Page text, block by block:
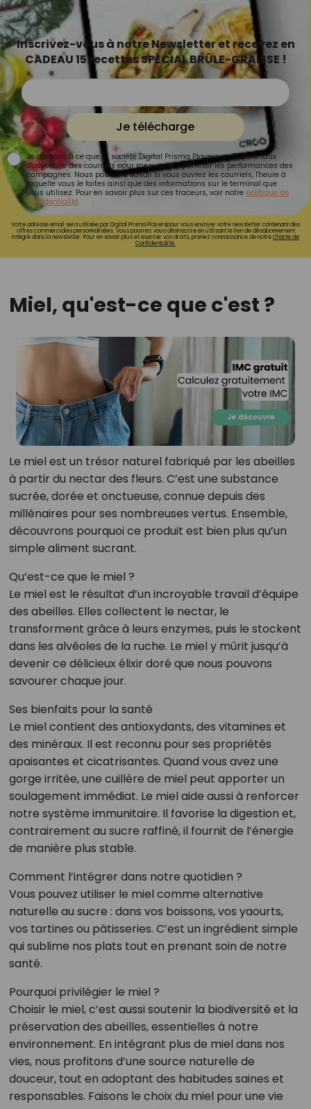
Inscrivez-vous à notre Newsletter et recevez en
CADEAU 15 recettes SPÉCIAL BRÛLE-GRAISSE !
Je télécharge
Je consens à ce que la société Digital Prisma Players analyse le taux
d'ouverture des courriels pour mesurer et optimiser les performances des
campagnes. Nous pourrons savoir si vous ouvrez les courriels, l'heure à
laquelle vous le faites ainsi que des informations sur le terminal que
vous utilisez. Pour en savoir plus sur ces traceurs, voir notre politique de
confidentialité.
Votre adresse email sera utilisée par Digital Prisma Playerspour vous envoyer votre newsletter contenant des
offres commerciales personnalisées. Vous pourrez vous désinscrire en utilisant le lien de désabonnement
intégré dans la newsletter. Pour en savoir plus et exercer vos droits, prenez connaissance de notreCharte de
Confidentialité.
Miel, qu'est-ce que c'est ?
Le miel est un trésor naturel fabriqué par les abeilles
à partir du nectar des fleurs. C’est une substance
sucrée, dorée et onctueuse, connue depuis des
millénaires pour ses nombreuses vertus. Ensemble,
découvrons pourquoi ce produit est bien plus qu’un
simple aliment sucrant.
Qu’est-ce que le miel ?
Le miel est le résultat d’un incroyable travail d’équipe
des abeilles. Elles collectent le nectar, le
transforment grâce à leurs enzymes, puis le stockent
dans les alvéoles de la ruche. Le miel y mûrit jusqu’à
devenir ce délicieux élixir doré que nous pouvons
savourer chaque jour.
Ses bienfaits pour la santé
Le miel contient des antioxydants, des vitamines et
des minéraux. Il est reconnu pour ses propriétés
apaisantes et cicatrisantes. Quand vous avez une
gorge irritée, une cuillère de miel peut apporter un
soulagement immédiat. Le miel aide aussi à renforcer
notre système immunitaire. Il favorise la digestion et,
contrairement au sucre raffiné, il fournit de l’énergie
de manière plus stable.
Comment l’intégrer dans notre quotidien ?
Vous pouvez utiliser le miel comme alternative
naturelle au sucre : dans vos boissons, vos yaourts,
vos tartines ou pâtisseries. C’est un ingrédient simple
qui sublime nos plats tout en prenant soin de notre
santé.
Pourquoi privilégier le miel ?
Choisir le miel, c’est aussi soutenir la biodiversité et la
préservation des abeilles, essentielles à notre
environnement. En intégrant plus de miel dans nos
vies, nous profitons d’une source naturelle de
douceur, tout en adoptant des habitudes saines et
responsables. Faisons le choix du miel pour une vie